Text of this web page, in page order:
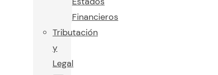
Financieros
Tributación
y
Legal